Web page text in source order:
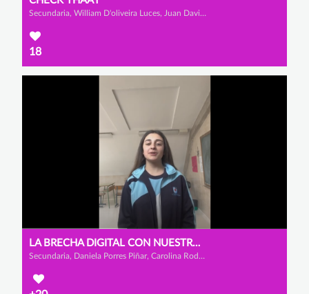
Secundaria, William D'oliveira Luces, Juan David Hernández Toro y Andrea Vallejo Cornejo
18
LA BRECHA DIGITAL CON NUESTROS MAYORES
Secundaria, Daniela Porres Piñar, Carolina Rodríguez Arribas y Valeria López Martínez